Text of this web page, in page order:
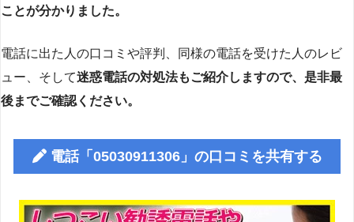
ことが分かりました。
電話に出た人の口コミや評判、同様の電話を受けた人のレビ
ュー、そして迷惑電話の対処法もご紹介しますので、是非最
後までご確認ください。
電話「05030911306」の口コミを共有する